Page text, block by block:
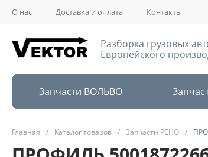
О нас Доставка и оплата Контакты
Разборка грузовых
Европейского
Запчасти ВОЛЬВО
Главная / Каталог товаров / Запчасти РЕНО /